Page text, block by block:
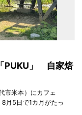
PUKU」 自家焙
市米本）にカフェ
月5日で1カ月がたっ